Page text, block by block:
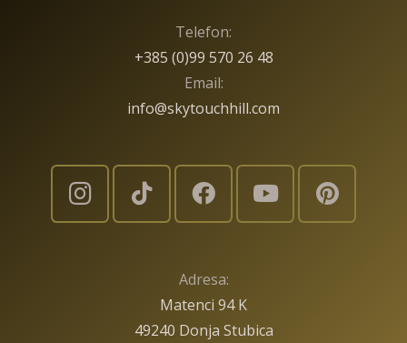
Telefon:
+385 (0)99 570 26 48
Email:
info@skytouchhill.com
Adresa:
Matenci 94 K
49240 Donja Stubica